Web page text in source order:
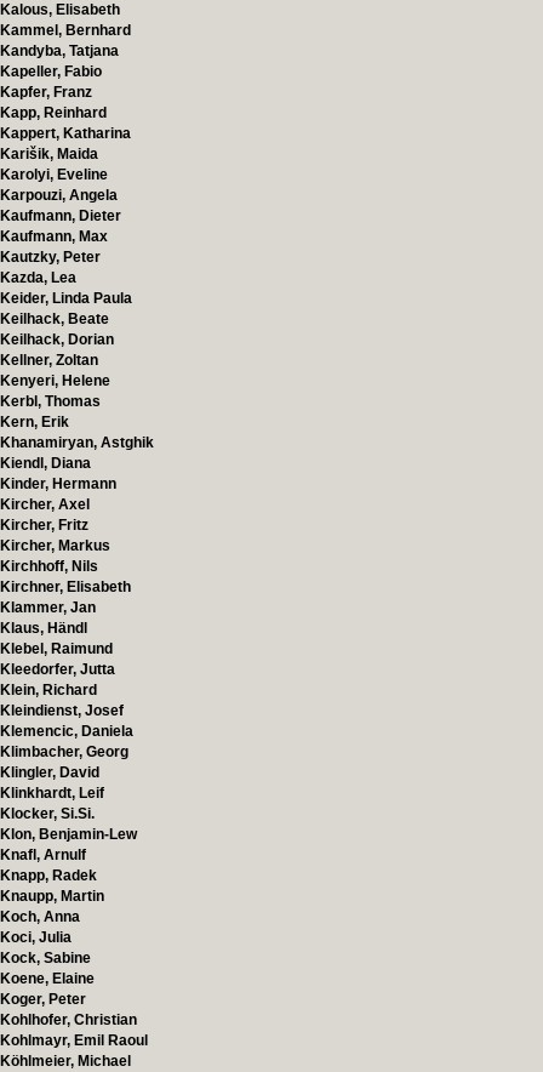
Kalous, Elisabeth
Kammel, Bernhard
Kandyba, Tatjana
Kapeller, Fabio
Kapfer, Franz
Kapp, Reinhard
Kappert, Katharina
Karišik, Maida
Karolyi, Eveline
Karpouzi, Angela
Kaufmann, Dieter
Kaufmann, Max
Kautzky, Peter
Kazda, Lea
Keider, Linda Paula
Keilhack, Beate
Keilhack, Dorian
Kellner, Zoltan
Kenyeri, Helene
Kerbl, Thomas
Kern, Erik
Khanamiryan, Astghik
Kiendl, Diana
Kinder, Hermann
Kircher, Axel
Kircher, Fritz
Kircher, Markus
Kirchhoff, Nils
Kirchner, Elisabeth
Klammer, Jan
Klaus, Händl
Klebel, Raimund
Kleedorfer, Jutta
Klein, Richard
Kleindienst, Josef
Klemencic, Daniela
Klimbacher, Georg
Klingler, David
Klinkhardt, Leif
Klocker, Si.Si.
Klon, Benjamin-Lew
Knafl, Arnulf
Knapp, Radek
Knaupp, Martin
Koch, Anna
Koci, Julia
Kock, Sabine
Koene, Elaine
Koger, Peter
Kohlhofer, Christian
Kohlmayr, Emil Raoul
Köhlmeier, Michael